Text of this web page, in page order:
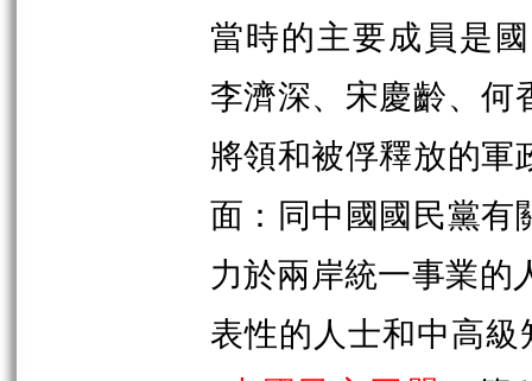
當時的主要成員是
李濟深、宋慶齡、何
將領和被俘釋放的軍
面：同中國國民黨有
力於兩岸統一事業的
表性的人士和中高